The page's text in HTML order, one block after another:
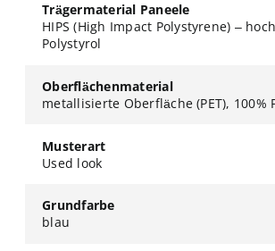
Trägermaterial Paneele
HIPS (High Impact Polystyrene) –
Polystyrol
Oberflächenmaterial
metallisierte Oberfläche (PET), 100%
Musterart
Used look
Grundfarbe
blau